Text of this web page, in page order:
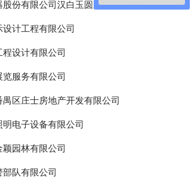
股份有限公司汉白玉圆雕
设计工程有限公司
程设计有限公司
览服务有限公司
禺区庄士房地产开发有限公司
明电子设备有限公司
颖园林有限公司
部队有限公司